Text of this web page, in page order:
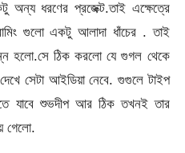
অন্য ধরণের প্রজেক্ট.তাই এক্ষেত্রে
গুলো একটু আলাদা ধাঁচের . তাই
হলো.সে ঠিক করলো যে গুগল থেকে
সেটা আইডিয়া নেবে. গুগুলে টাইপ
যাবে শুভদীপ আর ঠিক তখনই তার
গেলো.